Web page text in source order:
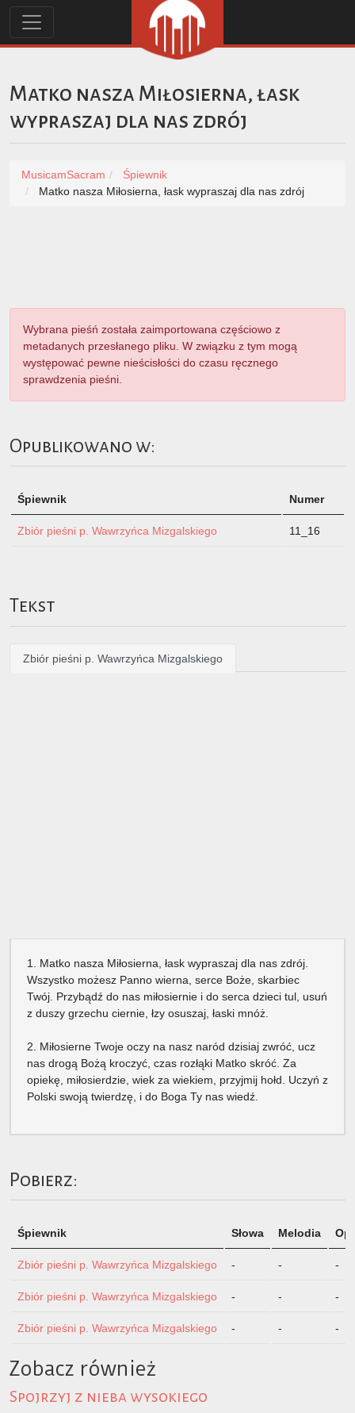
Matko nasza Miłosierna, łask
wypraszaj dla nas zdrój
MusicamSacram
Śpiewnik
Matko nasza Miłosierna, łask wypraszaj dla nas zdrój
Wybrana pieśń została zaimportowana częściowo z
metadanych przesłanego pliku. W związku z tym mogą
występować pewne nieścisłości do czasu ręcznego
sprawdzenia pieśni.
Opublikowano w:
Śpiewnik Numer
Zbiór pieśni p. Wawrzyńca Mizgalskiego 11_16
Tekst
Zbiór pieśni p. Wawrzyńca Mizgalskiego
1. Matko nasza Miłosierna, łask wypraszaj dla nas zdrój.
Wszystko możesz Panno wierna, serce Boże, skarbiec
Twój. Przybądź do nas miłosiernie i do serca dzieci tul, usuń
z duszy grzechu ciernie, łzy osuszaj, łaski mnóż.
2. Miłosierne Twoje oczy na nasz naród dzisiaj zwróć, ucz
nas drogą Bożą kroczyć, czas rozłąki Matko skróć. Za
opiekę, miłosierdzie, wiek za wiekiem, przyjmij hołd. Uczyń z
Polski swoją twierdzę, i do Boga Ty nas wiedź.
Pobierz:
Śpiewnik Słowa Melodia
Zbiór pieśni p. Wawrzyńca Mizgalskiego - - -
Zbiór pieśni p. Wawrzyńca Mizgalskiego - - -
Zbiór pieśni p. Wawrzyńca Mizgalskiego - - -
Zobacz również
Spojrzyj z nieba wysokiego